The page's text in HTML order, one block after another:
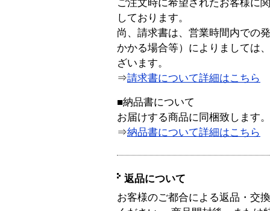
ご注文時に希望されたお客様に
しております。
尚、請求書は、営業時間内での
かかる場合等）によりましては
ざいます。
⇒請求書について詳細はこちら
■納品書について
お届けする商品に同梱致します。
⇒納品書について詳細はこちら
返品について
お客様のご都合による返品・交